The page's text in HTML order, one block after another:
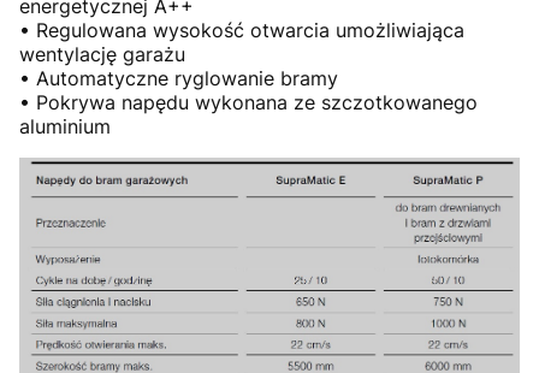
energetycznej A++
• Regulowana wysokość otwarcia umożliwiająca
wentylację garażu
• Automatyczne ryglowanie bramy
• Pokrywa napędu wykonana ze szczotkowanego
aluminium